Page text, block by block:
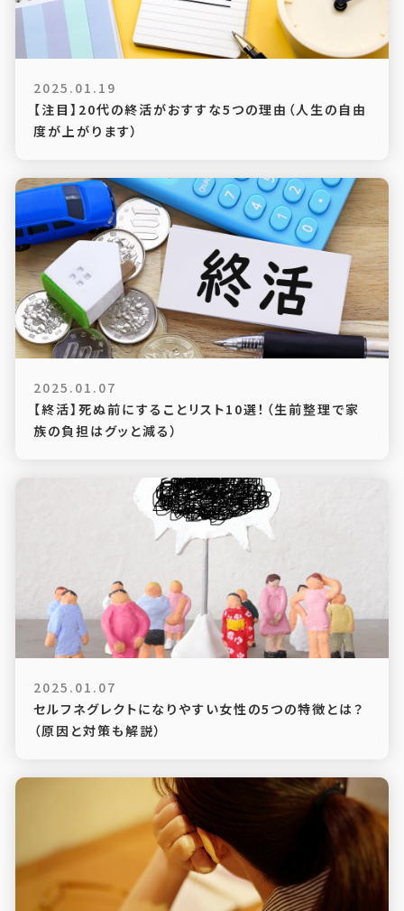
2025.01.19
【注目】20代の終活がおすすな5つの理由（人生の自由
度が上がります）
2025.01.07
【終活】死ぬ前にすることリスト10選！（生前整理で家
族の負担はグッと減る）
2025.01.07
セルフネグレクトになりやすい女性の5つの特徴とは？
（原因と対策も解説）